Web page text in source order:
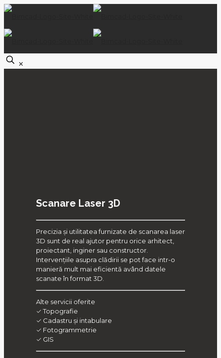
✕
Scanare Laser 3D
Precizia și utilitatea furnizate de scanarea laser
3D sunt de real ajutor pentru orice arhitect,
proiectant, inginer sau constructor.
Intervențiile asupra clădirii se pot face intr-o
manieră mult mai eficientă având datele
scanate în format 3D.
Alte servicii oferite
✓ Topografie
✓ Cadastru și intabulare
✓ Fotogrammetrie
✓ GIS